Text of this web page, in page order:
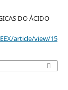
DO ÁCIDO
article/view/15